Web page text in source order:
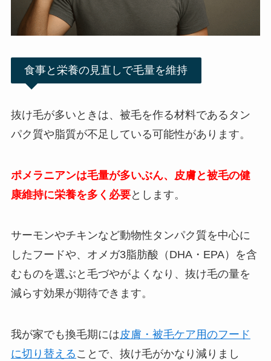
食事と栄養の見直しで毛量を維持
抜け毛が多いときは、被毛を作る材料であるタン
パク質や脂質が不足している可能性があります。
ポメラニアンは毛量が多いぶん、皮膚と被毛の健
康維持に栄養を多く必要とします。
サーモンやチキンなど動物性タンパク質を中心に
したフードや、オメガ3脂肪酸（DHA・EPA）を含
むものを選ぶと毛づやがよくなり、抜け毛の量を
減らす効果が期待できます。
我が家でも換毛期には皮膚・被毛ケア用のフード
に切り替える ことで、抜け毛がかなり減りまし